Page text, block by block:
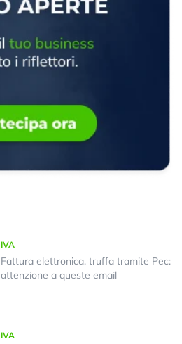
IVA
Fattura elettronica, truffa tramite Pec:
attenzione a queste email
IVA